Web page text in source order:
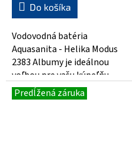
Do košíka
Vodovodná batéria
Aquasanita - Helika Modus
2383 Albumy je ideálnou
voľbou pre vašu kúpeľňu.
Táto elegantná batéria v
modernom dizajne je...
Predĺžená záruka